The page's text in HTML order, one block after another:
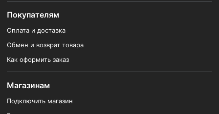
Покупателям
Оплата и доставка
Обмен и возврат товара
Как оформить заказ
Магазинам
Подключить магазин